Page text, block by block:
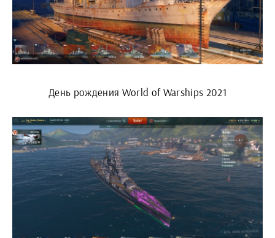
День рождения World of Warships 2021